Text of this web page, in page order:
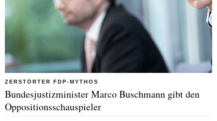
ZERSTÖRTER FDP-MYTHOS
Bundesjustizminister Marco Buschmann gibt den
Oppositionsschauspieler